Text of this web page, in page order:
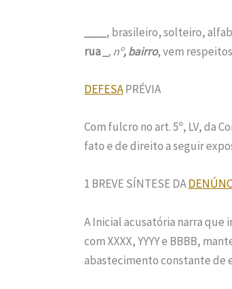
, brasileiro, solteiro,
rua , nº, bairro, vem
DEFESAPRÉVIA
Com fulcro no art. 5º, LV, da
fato e de direito a seguir
1 BREVE SÍNTESE DA
A Inicial acusatória narra
com XXXX, YYYY e BBBB,
abastecimento constante de